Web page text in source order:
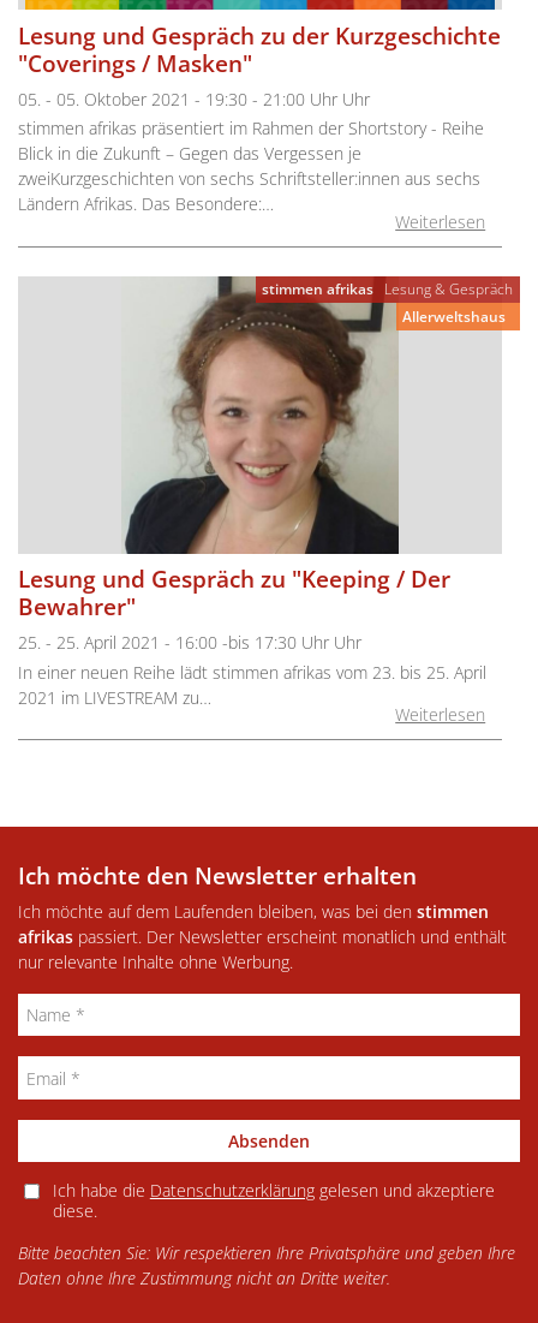
Lesung und Gespräch zu der Kurzgeschichte
"Coverings / Masken"
05. - 05. Oktober 2021 - 19:30 - 21:00 Uhr Uhr
stimmen afrikas präsentiert im Rahmen der Shortstory - Reihe
Blick in die Zukunft – Gegen das Vergessen je
zweiKurzgeschichten von sechs Schriftsteller:innen aus sechs
Ländern Afrikas. Das Besondere:…
Weiterlesen
Allerweltshaus
stimmen afrikas Lesung & Gespräch
Lesung und Gespräch zu "Keeping / Der
Bewahrer"
25. - 25. April 2021 - 16:00 -bis 17:30 Uhr Uhr
In einer neuen Reihe lädt stimmen afrikas vom 23. bis 25. April
2021 im LIVESTREAM zu…
Weiterlesen
Ich möchte den Newsletter erhalten
Ich möchte auf dem Laufenden bleiben, was bei den stimmen
afrikas passiert. Der Newsletter erscheint monatlich und enthält
nur relevante Inhalte ohne Werbung.
Absenden
Ich habe die Datenschutzerklärunggelesen und akzeptiere
diese.
Bitte beachten Sie: Wir respektieren Ihre Privatsphäre und geben Ihre
Daten ohne Ihre Zustimmung nicht an Dritte weiter.